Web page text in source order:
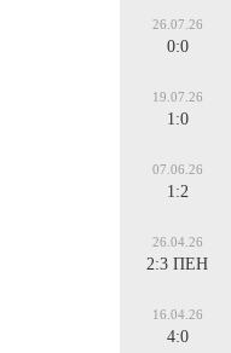
26.07.26
0:0
19.07.26
1:0
07.06.26
1:2
26.04.26
2:3 ПЕН
16.04.26
4:0